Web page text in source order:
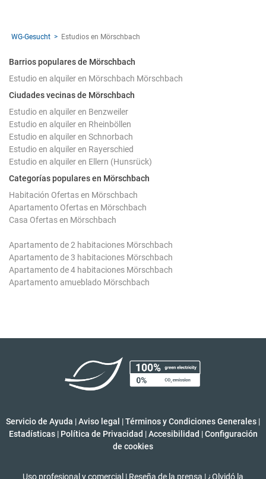
WG-Gesucht Estudios en Mörschbach
Barrios populares de Mörschbach
Estudio en alquiler en Mörschbach Mörschbach
Ciudades vecinas de Mörschbach
Estudio en alquiler en Benzweiler
Estudio en alquiler en Rheinböllen
Estudio en alquiler en Schnorbach
Estudio en alquiler en Rayerschied
Estudio en alquiler en Ellern (Hunsrück)
Categorías populares en Mörschbach
Habitación Ofertas en Mörschbach
Apartamento Ofertas en Mörschbach
Casa Ofertas en Mörschbach
Apartamento de 2 habitaciones Mörschbach
Apartamento de 3 habitaciones Mörschbach
Apartamento de 4 habitaciones Mörschbach
Apartamento amueblado Mörschbach
Servicio de Ayuda |Aviso legal |Términos y Condiciones Generales |
Estadísticas | Política de Privacidad | Accesibilidad | Configuración
de cookies
Uso profesional y comercial | Reseña de la prensa | ¿Olvidó la